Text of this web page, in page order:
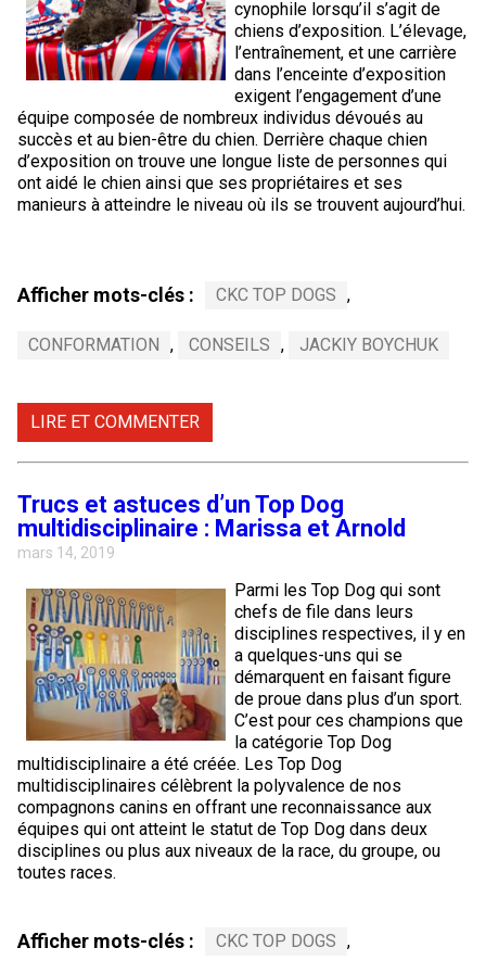
Berger anglais
Berger polonais de plaine
Berger portugais
Puli
Vallhund suédois
Corgi gallois (Cardigan)
Corgi gallois (Pembroke)
Pumi
Lapphund suédois
Chien Ibizan
Lévrier irlandais
Norrbottenspets
Elkhound norvégien
Pharaoh Hound
Rhodesian ridgeback
Lévrier persan
Shikoku
Whippet
Chien nu du Pérou (Perro Sin Pelo Del Peru)
Terrier tibétain
Xoloitzcuintli (moyen)
Xoloïtzcuintli (standard)
Setter irlandais
Épagneul cocker américain
Épagneul d’eau américain
Épagneul bleu de Picardie
Épagneul springer anglais
Épagneul des champs
Épagneul français
Épagneul d’eau irlandais
Épagneul Sussex
Épagneul springer gallois
Spinone italiano
Vizsla à poil lisse
Terrier de Norwich
Terrier du révérend Russell
Terrier chasseur de rat
Terrier Russell
Terrier Skye
Terrier wheaten à poil doux
Bull terrier du Staffordshire
Terrier gallois
Terrier blanc du West Highland
Caniche (nain)
Carlin
Petit chien russe
Terrier à poil soyeux
Terrier du Yorkshire
Grand bouvier suisse
Chien du Groenland
Hovawart
Chien d’ours de Carélie
Mastiff
Mâtin napolitain
Terre-Neuve
Chien d’eau portugais
Rottweiler
Samoyède
Schnauzer (géant)
Schnauzer (standard)
Top Dogs
cynophile lorsqu’il s’agit de
chiens d’exposition. L’élevage,
l’entraînement, et une carrière
dans l’enceinte d’exposition
exigent l’engagement d’une
équipe composée de nombreux individus dévoués au
succès et au bien-être du chien. Derrière chaque chien
d’exposition on trouve une longue liste de personnes qui
ont aidé le chien ainsi que ses propriétaires et ses
manieurs à atteindre le niveau où ils se trouvent aujourd’hui.
Afficher mots-clés : CKC TOP DOGS ,
CONFORMATION , CONSEILS , JACKIY BOYCHUK
LIRE ET COMMENTER
Trucs et astuces d’un Top Dog
multidisciplinaire : Marissa et Arnold
mars 14, 2019
Parmi les Top Dog qui sont
chefs de file dans leurs
disciplines respectives, il y en
a quelques-uns qui se
démarquent en faisant figure
de proue dans plus d’un sport.
C’est pour ces champions que
la catégorie Top Dog
multidisciplinaire a été créée. Les Top Dog
multidisciplinaires célèbrent la polyvalence de nos
compagnons canins en offrant une reconnaissance aux
équipes qui ont atteint le statut de Top Dog dans deux
disciplines ou plus aux niveaux de la race, du groupe, ou
toutes races.
Afficher mots-clés : CKC TOP DOGS ,